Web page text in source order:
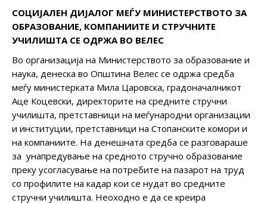
СОЦИЈАЛЕН ДИЈАЛОГ МЕЃУ МИНИСТЕРСТВОТО ЗА
ОБРАЗОВАНИЕ, КОМПАНИИТЕ И СТРУЧНИТЕ
УЧИЛИШТА СЕ ОДРЖА ВО ВЕЛЕС
Во организација на Министерството за образование и
наука, денеска во Општина Велес се одржа средба
меѓу министерката Мила Царовска, градоначалникот
Аце Коцевски, директорите на средните стручни
училишта, претставници на меѓународни организации
и институции, претставници на Стопанските комори и
на компаниите. На денешната средба се разговараше
за унапредување на средното стручно образование
преку усогласување на потребите на пазарот на труд
со профилите на кадар кои се нудат во средните
стручни училишта. Неоходно е да се креира